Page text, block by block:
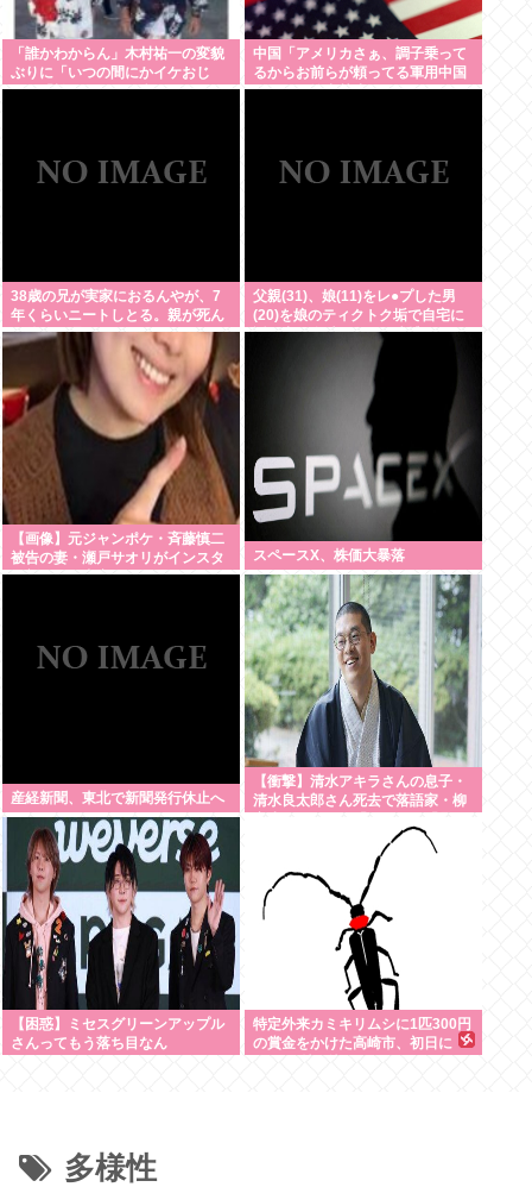
「誰かわからん」木村祐一の変貌
ぶりに「いつの間にかイケおじ
に」「松ちゃんより痩せてな
中国「アメリカさぁ、調子乗って
るからお前らが頼ってる軍用中国
ドローン輸出禁止するわw」
38歳の兄が実家におるんやが、7
年くらいニートしとる。親が死ん
だ後の処理どうしよう
父親(31)、娘(11)をレ●プした男
(20)を娘のティクトク垢で自宅に
誘い出し自助 2人とも逮捕
【画像】元ジャンポケ・斉藤慎二
被告の妻・瀬戸サオリがインスタ
更新！その内容がガチでヤバすぎ
スペースX、株価大暴落
産経新聞、東北で新聞発行休止へ
【衝撃】清水アキラさんの息子・
清水良太郎さん死去で落語家・柳
行」被害告発・・・・・・・・・
【困惑】ミセスグリーンアップル
さんってもう落ち目なん
特定外来カミキリムシに1匹300円
の賞金をかけた高崎市、初日に
多様性